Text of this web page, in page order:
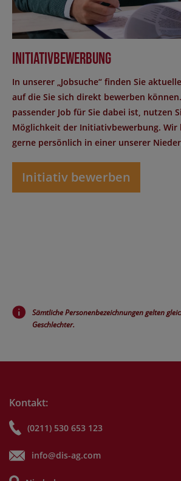
Initiativbewerbung
In unserer „Jobsuche“ finden Sie
auf die Sie sich direkt bewerben
passender Job für Sie dabei ist, nutzen
Möglichkeit der Initiativbewerbung. Wir
gerne persönlich in einer unserer
Initiativ bewerben
Sämtliche Personenbezeichnungen gelten
Geschlechter.
Kontakt:
(0211) 530 653 123
info@dis-ag.com